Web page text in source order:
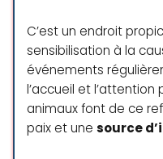
C’est un endroit
sensibilisation à la
événements
l’accueil et
animaux font de ce
paix et une source